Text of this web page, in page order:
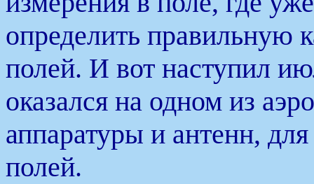
определить правильную
полей. И вот наступил
оказался на одном из
аппаратуры и антенн,
полей.